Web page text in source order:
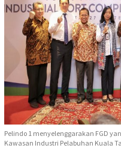
Pelindo 1 menyelenggarakan FGD
Kawasan Industri Pelabuhan Kuala